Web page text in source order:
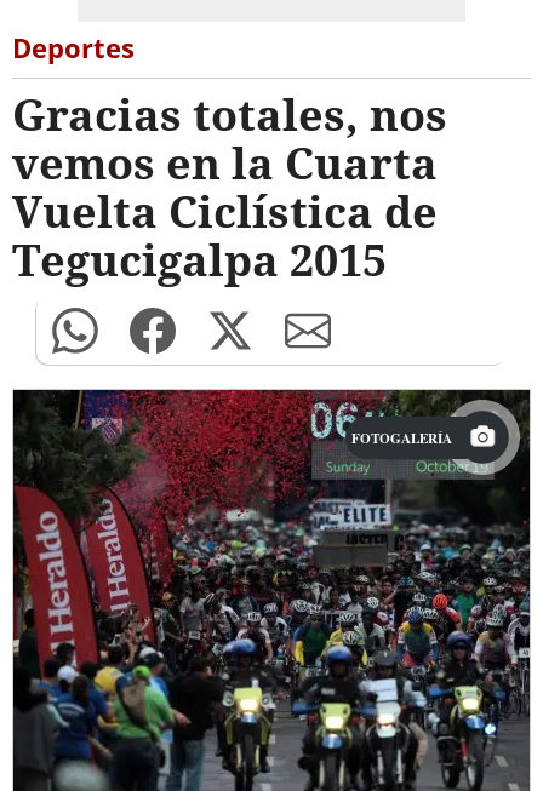
Deportes
Gracias totales, nos
vemos en la Cuarta
Vuelta Ciclística de
Tegucigalpa 2015
FOTOGALERÍA